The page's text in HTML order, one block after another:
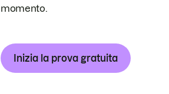
momento.
Inizia la prova gratuita